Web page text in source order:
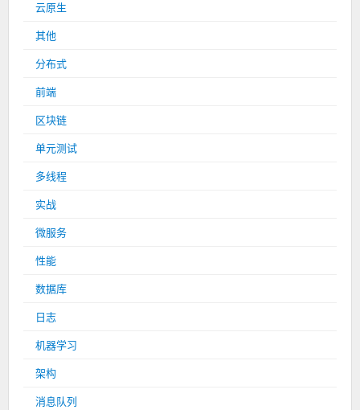
云原生
其他
分布式
前端
区块链
单元测试
多线程
实战
微服务
性能
数据库
日志
机器学习
架构
消息队列